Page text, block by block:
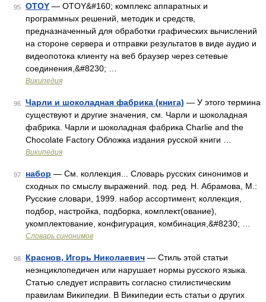
95 OTOY — OTOY&#160; комплекс аппаратных и
программных решений, методик и средств,
предназначенный для обработки графических вычислений
на стороне сервера и отправки результатов в виде аудио и
видеопотока клиенту на веб браузер через сетевые
соединения,&#8230; …
Википедия
96 Чарли и шоколадная фабрика (книга) — У этого термина
существуют и другие значения, см. Чарли и шоколадная
фабрика. Чарли и шоколадная фабрика Charlie and the
Chocolate Factory Обложка издания русской книги …
Википедия
97 набор — См. коллекция... Словарь русских синонимов и
сходных по смыслу выражений. под. ред. Н. Абрамова, М.:
Русские словари, 1999. набор ассортимент, коллекция,
подбор, настройка, подборка, комплект(ование),
укомплектование, конфигурация, комбинация,&#8230; …
Словарь синонимов
98 Краснов, Игорь Николаевич — Стиль этой статьи
неэнциклопедичен или нарушает нормы русского языка.
Статью следует исправить согласно стилистическим
правилам Википедии. В Википедии есть статьи о других